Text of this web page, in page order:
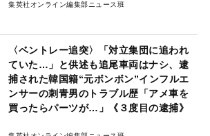
集英社オンライン編集部ニュース班
〈ベントレー追突〉「対立集団に追われ
ていた…」と供述も追尾車両はナシ、逮
捕された韓国籍“元ボンボン”インフルエ
ンサーの刺青男のトラブル歴「アメ車を
買ったらパーツが…」《３度目の逮捕》